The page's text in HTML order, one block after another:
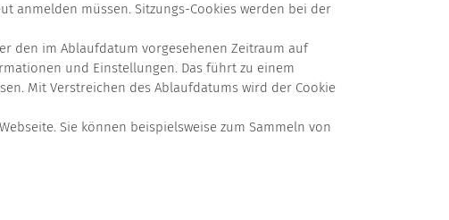
anmelden müssen. Sitzungs-Cookies werden bei der
den im Ablaufdatum vorgesehenen Zeitraum auf
und Einstellungen. Das führt zu einem
Mit Verstreichen des Ablaufdatums wird der Cookie
Sie können beispielsweise zum Sammeln von